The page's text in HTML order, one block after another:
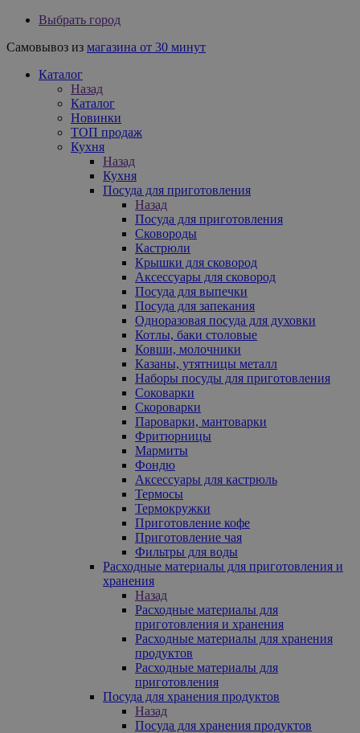
Выбрать город
Самовывоз из магазина от 30 минут
Каталог
Назад
Каталог
Новинки
ТОП продаж
Кухня
Назад
Кухня
Посуда для приготовления
Назад
Посуда для приготовления
Сковороды
Кастрюли
Крышки для сковород
Аксессуары для сковород
Посуда для выпечки
Посуда для запекания
Одноразовая посуда для духовки
Котлы, баки столовые
Ковши, молочники
Казаны, утятницы металл
Наборы посуды для приготовления
Соковарки
Скороварки
Пароварки, мантоварки
Фритюрницы
Мармиты
Фондю
Аксессуары для кастрюль
Термосы
Термокружки
Приготовление кофе
Приготовление чая
Фильтры для воды
Расходные материалы для приготовления и
хранения
Назад
Расходные материалы для
приготовления и хранения
Расходные материалы для хранения
продуктов
Расходные материалы для
приготовления
Посуда для хранения продуктов
Назад
Посуда для хранения продуктов